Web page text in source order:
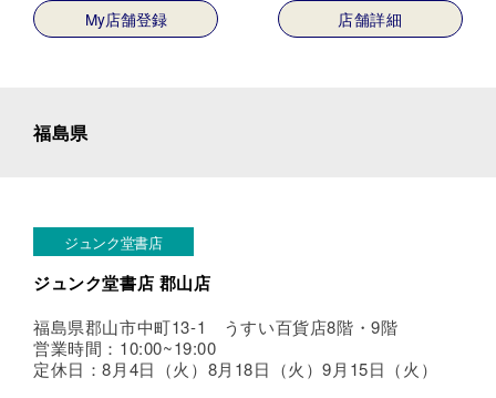
My店舗登録 店舗詳細
福島県
ジュンク堂書店
ジュンク堂書店 郡山店
福島県郡山市中町13-1 うすい百貨店8階・9階
営業時間：10:00~19:00
定休日：8月4日（火）8月18日（火）9月15日（火）